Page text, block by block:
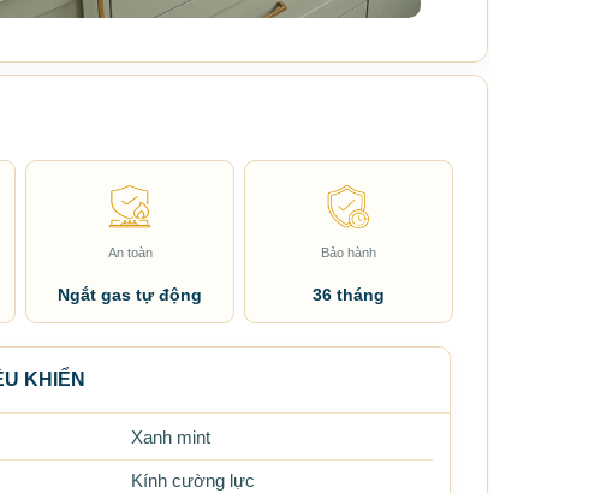
An toàn
Ngắt gas tự động
Bảo hành
36 tháng
KHIỂN
Xanh mint
Kính cường lực